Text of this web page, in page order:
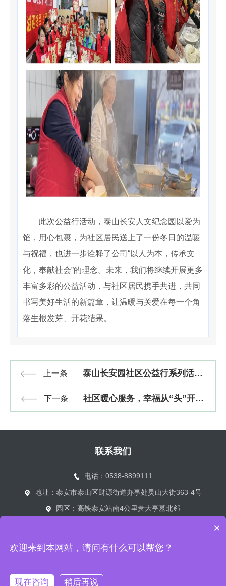
此次公益行活动，泰山长安人文纪念园以爱为
馅，用心包裹，为社区居民送上了一份冬日的温暖
与祝福，也进一步诠释了公司“以人为本，传承文
化，奉献社会”的理念。未来，我们将继续开展更多
丰富多彩的公益活动，与社区居民携手共进，共同
书写美好生活的新篇章，让温暖与关爱在每一个角
落生根发芽、开花结果。
上一条 泰山长安园社区公益行系列活动|腊八送福
下一条 社区暖心服务，幸福从“头”开始 泰山长安园社区公益爱心义剪活动
联系我们
电话：0538-8899111
地址：泰安市泰山区财源街道办事处灵山大街363-4号
园区：高铁泰安站南4公里萧大亨墓北邻
号
技术支持：山东金潮
×
欢迎来到本网站，请问有什么可以帮您？
现在咨询 稍后再说